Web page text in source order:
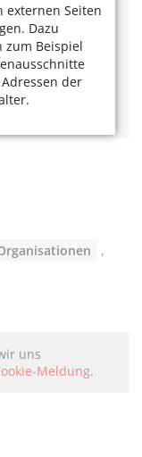
externen Seiten
Dazu
zum Beispiel
der
für
Müllsammler
,
uns
Meldung.